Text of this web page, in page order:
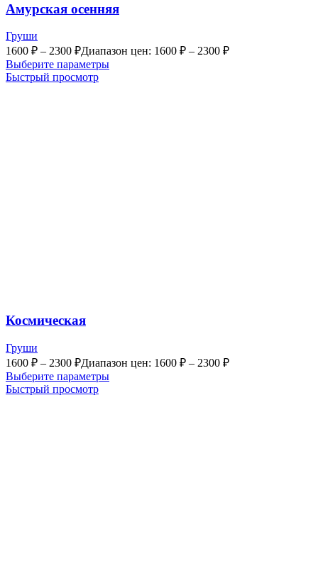
Амурская осенняя
Груши
1600 ₽ – 2300 ₽Диапазон цен: 1600 ₽ – 2300 ₽
Выберите параметры
Быстрый просмотр
Космическая
Груши
1600 ₽ – 2300 ₽Диапазон цен: 1600 ₽ – 2300 ₽
Выберите параметры
Быстрый просмотр